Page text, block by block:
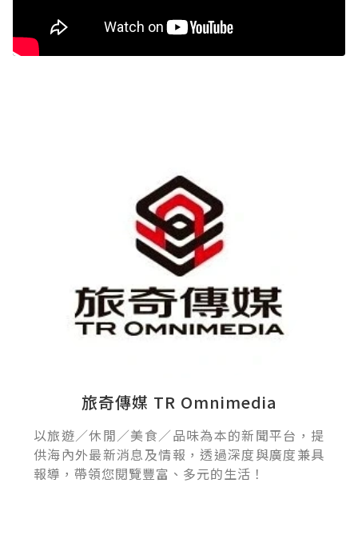
旅奇傳媒 TR Omnimedia
以旅遊／休閒／美食／品味為本的新聞平台，提
供海內外最新消息及情報，透過深度與廣度兼具
報導，帶領您閱覽豐富、多元的生活！